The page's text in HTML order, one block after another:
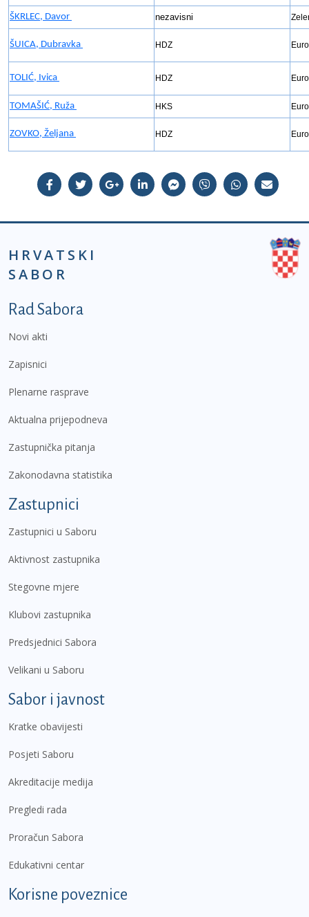
ŠKRLEC, Davor nezavisni
ŠUICA, Dubravka HDZ
TOLIĆ, Ivica HDZ
TOMAŠIĆ, Ruža HKS
ZOVKO, Željana HDZ
HRVATSKI
SABOR
Podnožje prvi izbornik
Rad Sabora
Novi akti
Zapisnici
Plenarne rasprave
Aktualna prijepodneva
Zastupnička pitanja
Zakonodavna statistika
Zastupnici
Zastupnici u Saboru
Aktivnost zastupnika
Stegovne mjere
Klubovi zastupnika
Predsjednici Sabora
Velikani u Saboru
Sabor i javnost
Kratke obavijesti
Posjeti Saboru
Akreditacije medija
Pregledi rada
Proračun Sabora
Edukativni centar
Korisne poveznice